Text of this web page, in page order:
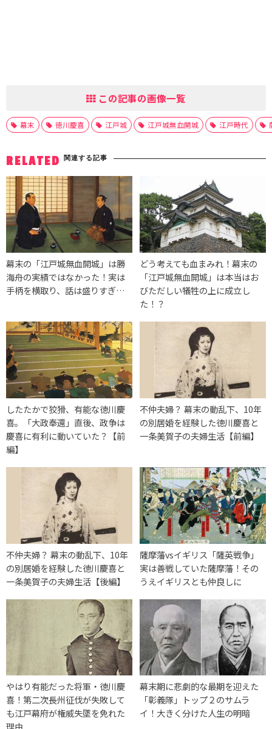
この記事の画像一覧
幕末 徳川慶喜 江戸城 江戸城無血開城 江戸時代
RELATED 関連する記事
幕末の「江戸城無血開城」は勝
海舟の実績ではなかった！実は
手柄を横取り、話は盛りすぎ…
どう考えても血まみれ！幕末の
「江戸城無血開城」は本当はお
びただしい犠牲の上に成立し
た！？
したたかで狡猾、有能な徳川慶
喜。「大政奉還」直後、政争は
慶喜に有利に動いていた？【前
編】
不仲夫婦？ 幕末の動乱下、10年
の別居婚を経験した徳川慶喜と
一条美賀子の夫婦生活【前編】
不仲夫婦？ 幕末の動乱下、10年
の別居婚を経験した徳川慶喜と
一条美賀子の夫婦生活【後編】
薩摩藩vsイギリス「薩英戦争」
実は善戦していた薩摩藩！その
うえイギリスとも仲良しに
やはり有能だった将軍・徳川慶
喜！第二次長州征伐が失敗して
も江戸幕府が権威失墜を免れた
幕末期に悲劇的な最期を迎えた
「彰義隊」トップ２のサムラ
イ！大きく分けた人生の明暗